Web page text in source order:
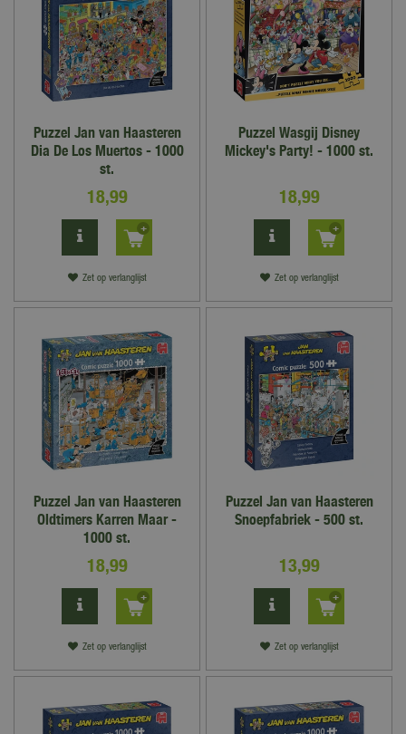
Puzzel Jan van Haasteren
Dia De Los Muertos - 1000
st.
18,99
Zet op verlanglijst
Puzzel Wasgij Disney
Mickey's Party! - 1000 st.
18,99
Zet op verlanglijst
Puzzel Jan van Haasteren
Oldtimers Karren Maar -
1000 st.
18,99
Zet op verlanglijst
Puzzel Jan van Haasteren
Snoepfabriek - 500 st.
13,99
Zet op verlanglijst